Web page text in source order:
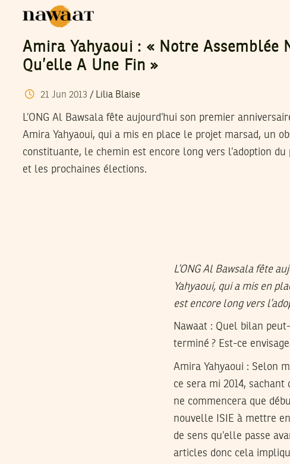
Amira Yahyaoui : « Notre Assemblée
Qu’elle A Une Fin »
21 Jun 2013 / Lilia Blaise
L’ONG Al Bawsala fête aujourd’hui son premier
Amira Yahyaoui, qui a mis en place le projet marsad, un
constituante, le chemin est encore long vers l’adoption
et les prochaines élections.
L’ONG Al Bawsala fête
Yahyaoui, qui a mis en
est encore long vers
Nawaat : Quel bilan
terminé ? Est-ce
Amira Yahyaoui : Selon
ce sera mi 2014,
ne commencera que
nouvelle ISIE à mettre
de sens qu’elle passe
articles donc cela